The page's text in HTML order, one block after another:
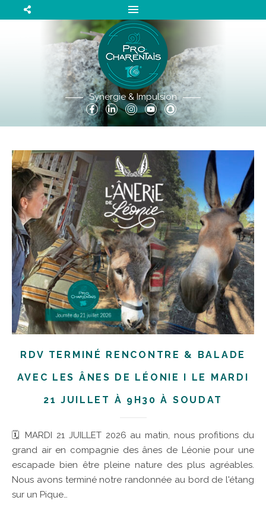
Synergie & Impulsion
RDV TERMINÉ RENCONTRE & BALADE
AVEC LES ÂNES DE LÉONIE I LE MARDI
21 JUILLET À 9H30 À SOUDAT
🗓 MARDI 21 JUILLET 2026 au matin, nous profitions du
grand air en compagnie des ânes de Léonie pour une
escapade bien être pleine nature des plus agréables.
Nous avons terminé notre randonnée au bord de l'étang
sur un Pique…